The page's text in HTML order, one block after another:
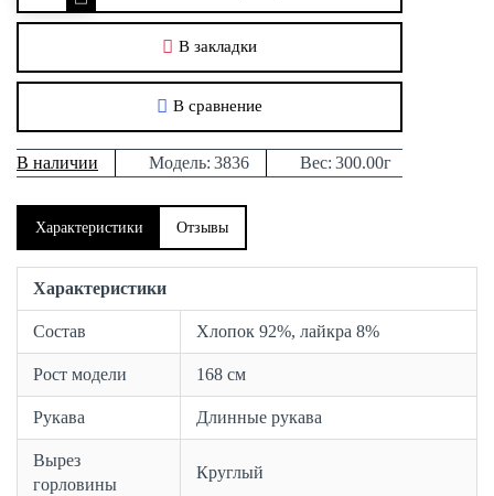
В наличии Модель: 3836 Вес: 300.00г
В закладки
В сравнение
Характеристики Отзывы
Характеристики
Состав Хлопок 92%, лайкра 8%
Рост модели 168 см
Рукава Длинные рукава
Вырез
горловины
Круглый